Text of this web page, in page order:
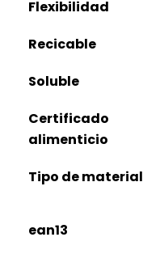
Flexibilidad
Recicable
Soluble
Certificado
alimenticio
Tipo de material
ean13